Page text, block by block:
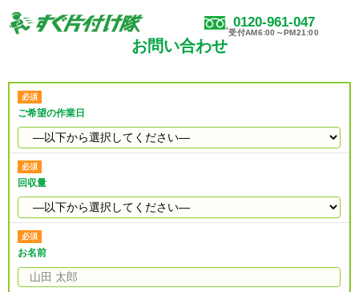
0120-961-047
受付AM6:00～PM21:00
お問い合わせ
ご希望の作業日
回収量
お名前